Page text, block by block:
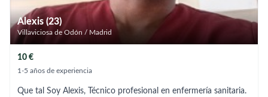
Alexis (23)
Villaviciosa de Odón / Madrid
10 €
1-5 años de experiencia
Que tal Soy Alexis, Técnico profesional en enfermería sanitaria.